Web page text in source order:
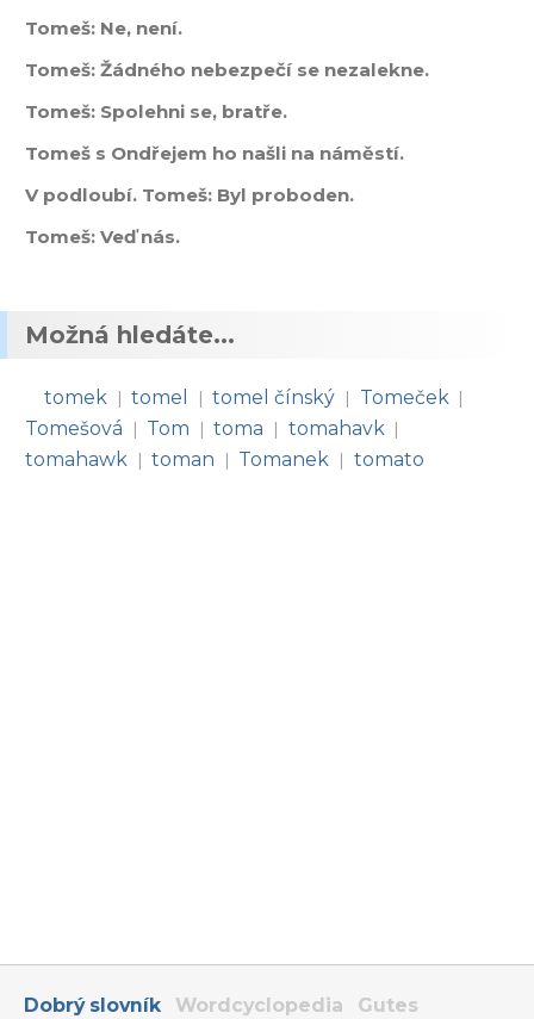
Tomeš: Ne, není.
Tomeš: Žádného nebezpečí se nezalekne.
Tomeš: Spolehni se, bratře.
Tomeš s Ondřejem ho našli na náměstí.
V podloubí. Tomeš: Byl proboden.
Tomeš: Veď nás.
Možná hledáte...
tomek | tomel | tomel čínský | Tomeček |
Tomešová | Tom | toma | tomahavk |
tomahawk | toman | Tomanek | tomato
Dobrý slovník Wordcyclopedia Gutes